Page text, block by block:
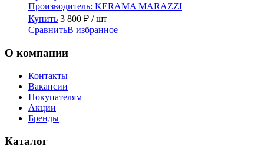
Производитель: KERAMA MARAZZI
Купить 3 800 ₽ / шт
СравнитьВ избранное
О компании
Контакты
Вакансии
Покупателям
Акции
Бренды
Каталог